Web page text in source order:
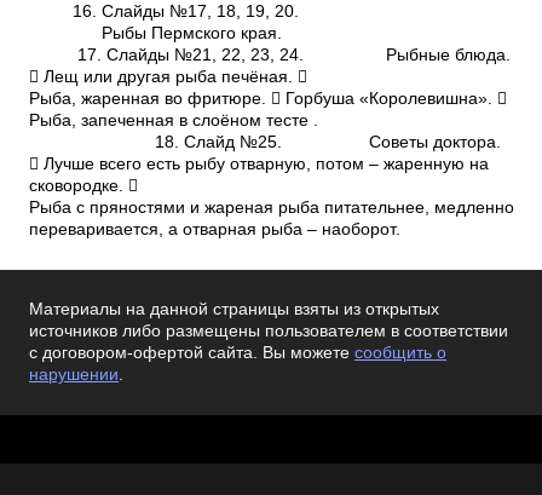
16. Слайды №17, 18, 19, 20.
Рыбы Пермского края.
17. Слайды №21, 22, 23, 24. Рыбные блюда.
 Лещ или другая рыба печёная. 
Рыба, жаренная во фритюре.  Горбуша «Королевишна». 
Рыба, запеченная в слоёном тесте
18. Слайд №25. Советы доктора.
 Лучше всего есть рыбу отварную, потом – жаренную на
сковородке. 
Рыба с пряностями и жареная рыба питательнее, медленно
переваривается, а отварная рыба – наоборот.
Материалы на данной страницы взяты из открытых
источников либо размещены пользователем в соответствии
с договором-офертой сайта. Вы можете сообщить о
нарушении.